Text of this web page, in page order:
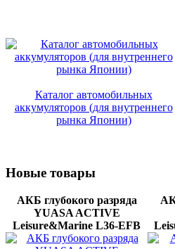
Каталог автомобильных
аккумуляторов (для внутреннего
рынка Японии)
Новые товары
АКБ глубокого разряда
YUASA ACTIVE
Leisure&Marine L36-EFB